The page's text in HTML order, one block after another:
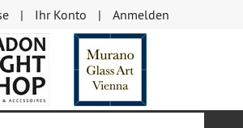
Ihr Konto Anmelden